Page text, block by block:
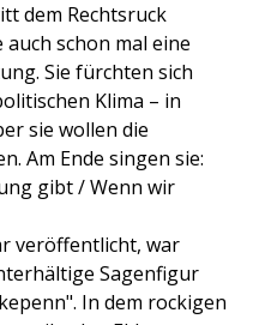
dem Rechtsruck
schon mal eine
Sie fürchten sich
Klima – in
sie wollen die
Am Ende singen sie:
gibt / Wenn wir
veröffentlicht, war
Sagenfigur
In dem rockigen